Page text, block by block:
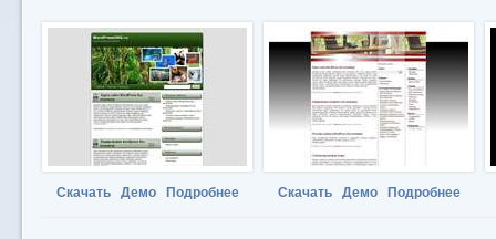
Скачать Демо Подробнее Скачать Демо Подробнее